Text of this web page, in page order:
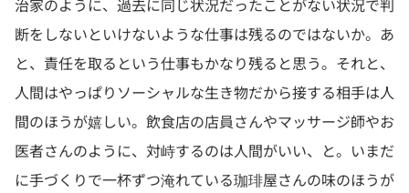
治家のように、過去に同じ状況だったことがない状況で判
断をしないといけないような仕事は残るのではないか。あ
と、責任を取るという仕事もかなり残ると思う。それと、
人間はやっぱりソーシャルな生き物だから接する相手は人
間のほうが嬉しい。飲食店の店員さんやマッサージ師やお
医者さんのように、対峙するのは人間がいい、と。いまだ
に手づくりで一杯ずつ淹れている珈琲屋さんの味のほうが